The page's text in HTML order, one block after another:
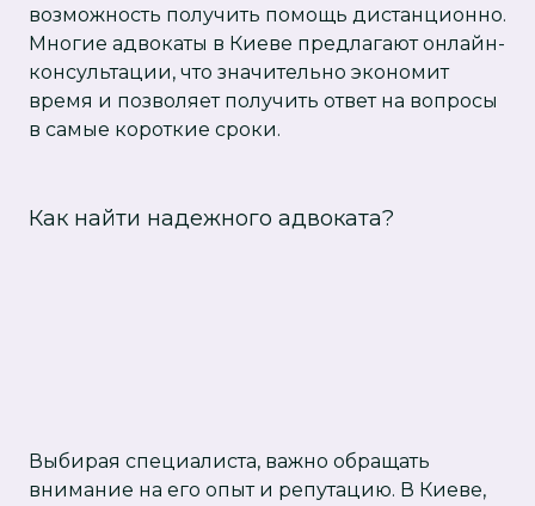
возможность получить помощь дистанционно.
Многие адвокаты в Киеве предлагают онлайн-
консультации, что значительно экономит
время и позволяет получить ответ на вопросы
в самые короткие сроки.
Как найти надежного адвоката?
Выбирая специалиста, важно обращать
внимание на его опыт и репутацию. В Киеве,